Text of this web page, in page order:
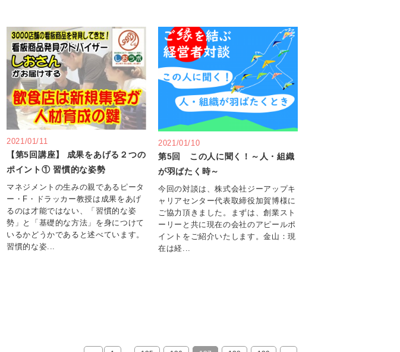
2021/01/11
【第5回講座】 成果をあげる２つの
ポイント① 習慣的な姿勢
マネジメントの生みの親であるピータ
ー・F・ドラッカー教授は成果をあげ
るのは才能ではない、「習慣的な姿
勢」と「基礎的な方法」を身につけて
いるかどうかであると述べています。
習慣的な姿...
2021/01/10
第5回 この人に聞く！～人・組織
が羽ばたく時～
今回の対談は、株式会社ジーアップキ
ャリアセンター代表取締役加賀博様に
ご協力頂きました。まずは、創業スト
ーリーと共に現在の会社のアピールポ
イントをご紹介いたします。金山：現
在は経...